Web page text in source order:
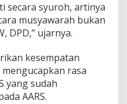
secara syuroh, artinya
musyawarah bukan
DPD,” ujarnya.
kesempatan
rasa
yang sudah
AARS.